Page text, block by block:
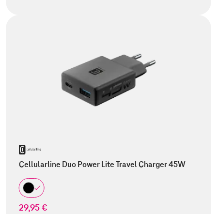
Cellularline Duo Power Lite Travel Charger 45W
29,95 €